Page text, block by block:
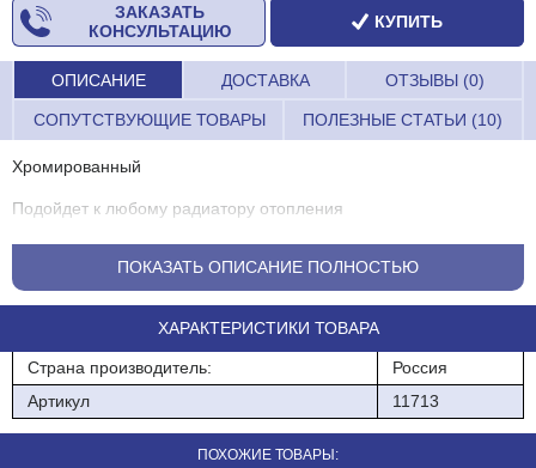
ЗАКАЗАТЬ
КОНСУЛЬТАЦИЮ
КУПИТЬ
ОПИСАНИЕ ДОСТАВКА ОТЗЫВЫ (0)
СОПУТСТВУЮЩИЕ ТОВАРЫ ПОЛЕЗНЫЕ СТАТЬИ (10)
Хромированный
Подойдет к любому радиатору отопления
Резьба-правая
Диаметр-3/4 "
Входит в комплект для подключения радиатра.
ПОКАЗАТЬ ОПИСАНИЕ ПОЛНОСТЬЮ
ХАРАКТЕРИСТИКИ ТОВАРА
Страна производитель:
Россия
Артикул
11713
ПОХОЖИЕ ТОВАРЫ: